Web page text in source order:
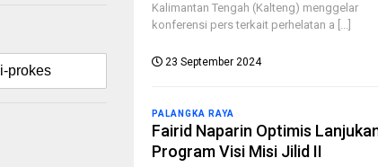
Kalimantan Tengah (Kalteng) menggelar
konferensi pers terkait perhelatan a [...]
23 September 2024
PALANGKA RAYA
Fairid Naparin Optimis
Program Visi Misi Jilid II